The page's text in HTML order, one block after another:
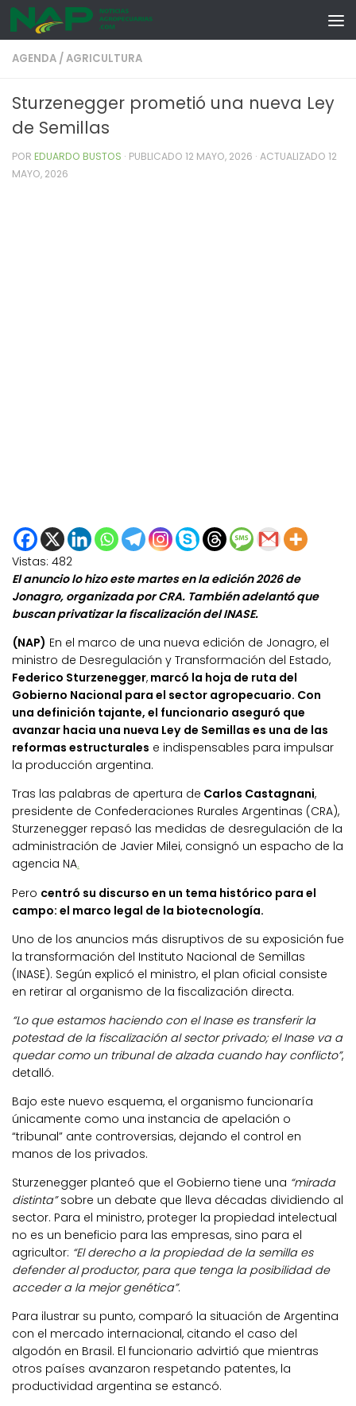
Skip to content
AGENDA /AGRICULTURA
Sturzenegger prometió una nueva Ley
de Semillas
POR EDUARDO BUSTOS · PUBLICADO 12 MAYO, 2026 · ACTUALIZADO 12
MAYO, 2026
Vistas: 482
El anuncio lo hizo este martes en la edición 2026 de
Jonagro, organizada por CRA. También adelantó que
buscan privatizar la fiscalización del INASE.
(NAP) En el marco de una nueva edición de Jonagro, el
ministro de Desregulación y Transformación del Estado,
Federico Sturzenegger, marcó la hoja de ruta del
Gobierno Nacional para el sector agropecuario. Con
una definición tajante, el funcionario aseguró que
avanzar hacia una nueva Ley de Semillas es una de las
reformas estructurales e indispensables para impulsar
la producción argentina.
Tras las palabras de apertura de Carlos Castagnani,
presidente de Confederaciones Rurales Argentinas (CRA),
Sturzenegger repasó las medidas de desregulación de la
administración de Javier Milei, consignó un espacho de la
agencia NA.
Pero centró su discurso en un tema histórico para el
campo: el marco legal de la biotecnología.
Uno de los anuncios más disruptivos de su exposición fue
la transformación del Instituto Nacional de Semillas
(INASE). Según explicó el ministro, el plan oficial consiste
en retirar al organismo de la fiscalización directa.
“Lo que estamos haciendo con el Inase es transferir la
potestad de la fiscalización al sector privado; el Inase va a
quedar como un tribunal de alzada cuando hay conflicto”,
detalló.
Bajo este nuevo esquema, el organismo funcionaría
únicamente como una instancia de apelación o
“tribunal” ante controversias, dejando el control en
manos de los privados.
Sturzenegger planteó que el Gobierno tiene una “mirada
distinta”sobre un debate que lleva décadas dividiendo al
sector. Para el ministro, proteger la propiedad intelectual
no es un beneficio para las empresas, sino para el
agricultor: “El derecho a la propiedad de la semilla es
defender al productor, para que tenga la posibilidad de
acceder a la mejor genética”.
Para ilustrar su punto, comparó la situación de Argentina
con el mercado internacional, citando el caso del
algodón en Brasil. El funcionario advirtió que mientras
otros países avanzaron respetando patentes, la
productividad argentina se estancó.